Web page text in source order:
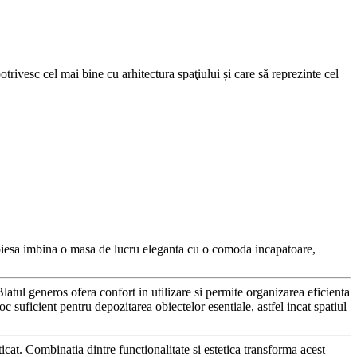
cel mai bine cu arhitectura spaţiului și care să reprezinte cel
imbina o masa de lucru eleganta cu o comoda incapatoare,
generos ofera confort in utilizare si permite organizarea eficienta
suficient pentru depozitarea obiectelor esentiale, astfel incat spatiul
Combinatia dintre functionalitate si estetica transforma acest